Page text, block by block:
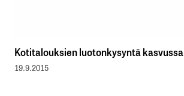
Kotitalouksien luotonkysyntä kasvussa
19.9.2015